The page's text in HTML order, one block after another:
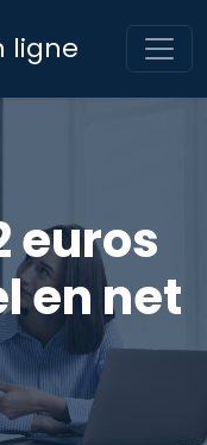
ligne
euros
en net